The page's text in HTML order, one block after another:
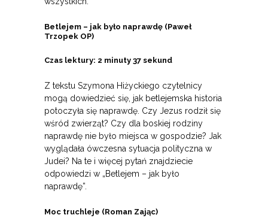
Betlejem – jak było naprawdę (Paweł
Trzopek OP)
Czas lektury: 2 minuty 37 sekund
Z tekstu Szymona Hiżyckiego czytelnicy
mogą dowiedzieć się, jak betlejemska historia
potoczyła się naprawdę. Czy Jezus rodził się
wśród zwierząt? Czy dla boskiej rodziny
naprawdę nie było miejsca w gospodzie? Jak
wyglądała ówczesna sytuacja polityczna w
Judei? Na te i więcej pytań znajdziecie
odpowiedzi w „Betlejem – jak było
naprawdę”.
Moc truchleje (Roman Zając)